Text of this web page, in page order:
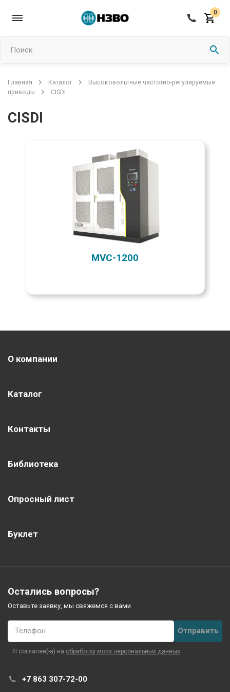
0
Поиск
Главная Каталог
Высоковольтные частотно-регулируемые
приводы
CISDI
CISDI
MVC-1200
+7 863 307-72-00
О компании
Каталог
Контакты
Библиотека
Опросный лист
Буклет
Остались вопросы?
Оставьте заявку, мы свяжемся с вами
Телефон
Я согласен(-а) на обработку моих персональных данных